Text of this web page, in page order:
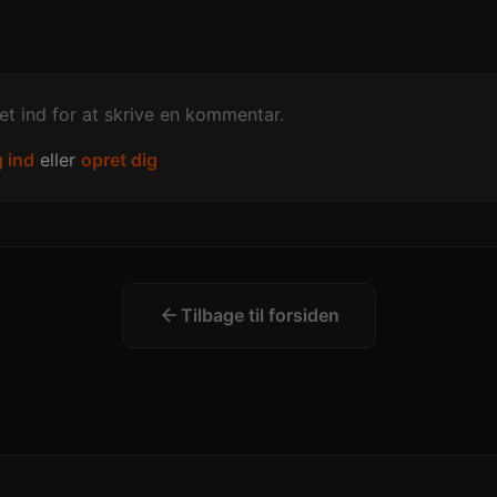
ind for at skrive en kommentar.
ind eller opret dig
Tilbage til forsiden